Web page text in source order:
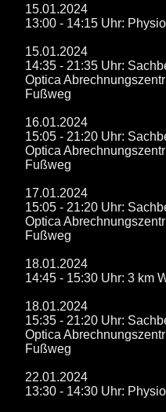
15.01.2024
13:00 - 14:15 Uhr:
15.01.2024
14:35 - 21:35 Uhr:
Optica
Fußweg
16.01.2024
15:05 - 21:20 Uhr:
Optica
Fußweg
17.01.2024
15:05 - 21:20 Uhr:
Optica
Fußweg
18.01.2024
14:45 - 15:30 Uhr: 3 km
18.01.2024
15:35 - 21:20 Uhr:
Optica
Fußweg
22.01.2024
13:30 - 14:30 Uhr: